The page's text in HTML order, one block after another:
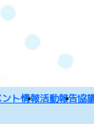
ト情報活動報告協